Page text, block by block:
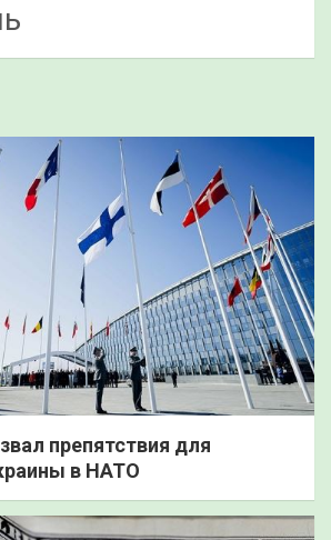
препятствия для
в НАТО